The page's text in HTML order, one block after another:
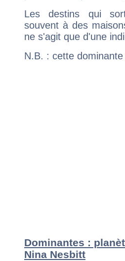
Les destins qui
souvent à des
ne s'agit que d'une
N.B. : cette
Dominantes :
Nina Nesbitt